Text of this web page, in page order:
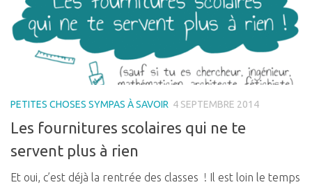
PETITES CHOSES SYMPAS À SAVOIR 4 SEPTEMBRE 2014
Les fournitures scolaires qui ne te
servent plus à rien
Et oui, c’est déjà la rentrée des classes ! Il est loin le temps